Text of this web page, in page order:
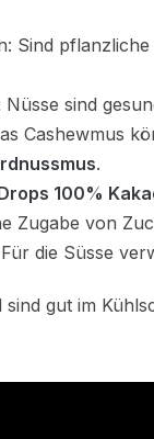
Sind
Nüsse sind
Cashewmus
.
100%
Zugabe von
die Süsse
sind gut im